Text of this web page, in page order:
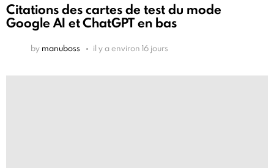
Citations des cartes de test du mode
Google AI et ChatGPT en bas
by manuboss il y a environ 16 jours